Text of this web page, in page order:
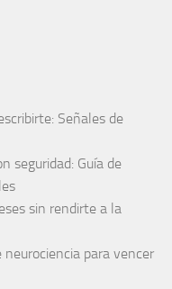
Señales de
seguridad: Guía de
sin rendirte a la
neurociencia para vencer